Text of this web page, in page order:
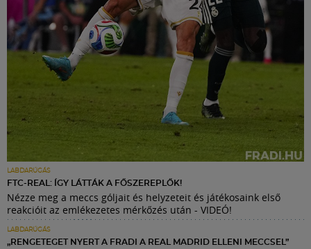
LABDARÚGÁS
FTC-REAL: ÍGY LÁTTÁK A FŐSZEREPLŐK!
Nézze meg a meccs góljait és helyzeteit és játékosaink első
reakcióit az emlékezetes mérkőzés után - VIDEÓ!
LABDARÚGÁS
„RENGETEGET NYERT A FRADI A REAL MADRID ELLENI MECCSEL”